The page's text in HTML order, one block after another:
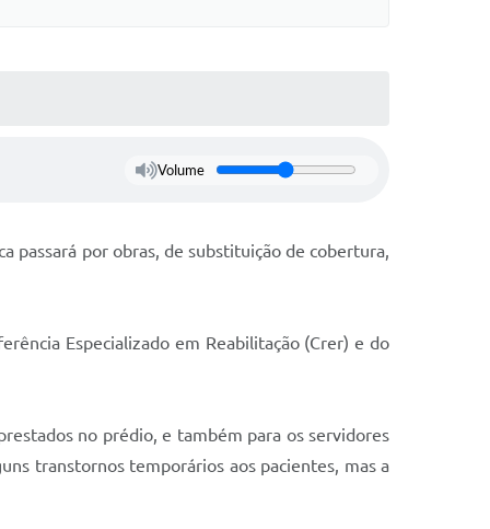
Volume
passará por obras, de substituição de cobertura,
Especializado em Reabilitação (Crer) e do
no prédio, e também para os servidores
transtornos temporários aos pacientes, mas a